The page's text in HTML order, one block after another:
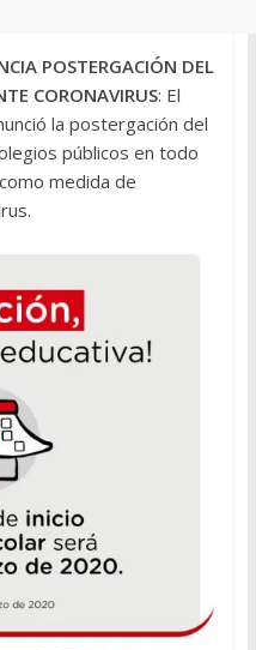
POSTERGACIÓN DEL
CORONAVIRUS: El
la postergación del
públicos en todo
medida de